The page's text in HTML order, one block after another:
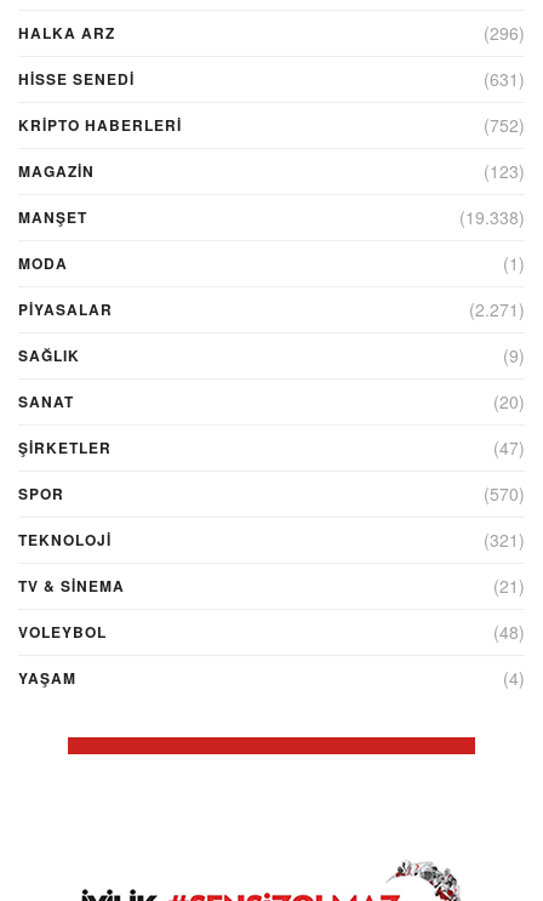
HALKA ARZ (296)
HİSSE SENEDİ (631)
KRIPTO HABERLERI (752)
MAGAZİN (123)
MANŞET (19.338)
MODA (1)
PİYASALAR (2.271)
SAĞLIK (9)
SANAT (20)
ŞIRKETLER (47)
SPOR (570)
TEKNOLOJİ (321)
TV & SINEMA (21)
VOLEYBOL (48)
YAŞAM (4)